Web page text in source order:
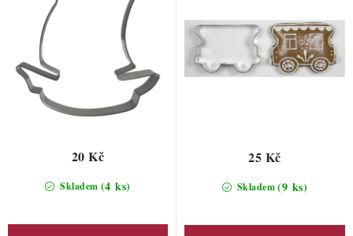
Skladem (4 ks)
20 Kč
Skladem(9 ks)
25 Kč